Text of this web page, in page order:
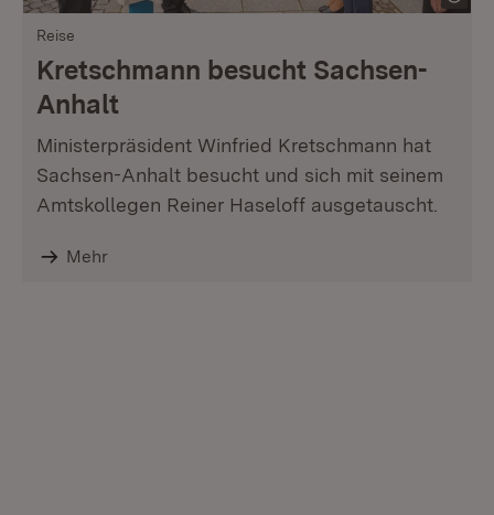
Reise
Kretschmann besucht Sachsen-
Anhalt
Ministerpräsident Winfried Kretschmann hat
Sachsen-Anhalt besucht und sich mit seinem
Amtskollegen Reiner Haseloff ausgetauscht.
Mehr